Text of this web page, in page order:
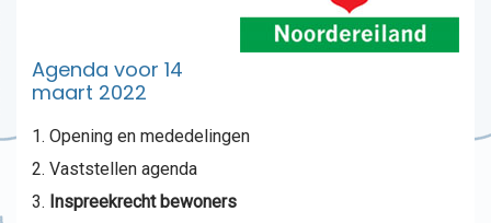
Agenda voor 14
maart 2022
Opening en mededelingen
Vaststellen agenda
Inspreekrecht bewoners